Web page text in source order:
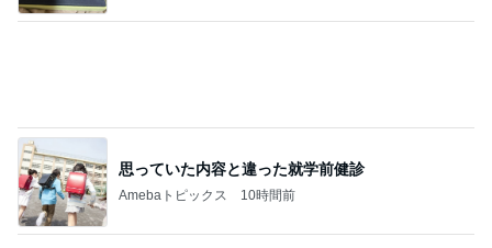
記事を読む
捨てたらお金がかかる不用品の値段